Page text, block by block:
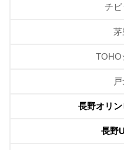
チ
茅
TOHO
長野オリ
長野